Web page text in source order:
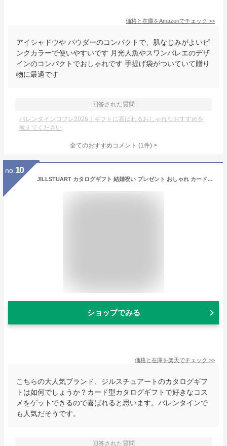
価格と在庫をAmazonでチェック >>
アイシャドウや パウダーのコンパクトで、肌なじみがよいピ
ンクカラーで使いやすいです 月光人魚やスワンバレエのデザ
インのコンパクトでおしゃれです 手提げ袋がついていて贈り
物に最適です
回答された質問
バレンタインコフレ2026｜ギフトに喜ばれるおしゃれなおすすめを
教えてください
全てのおすすめコメント (1件) >
no. 10
JILLSTUART カタログギフト 結婚祝い プレゼント おしゃれ カード型カタログギフト コスメ ジルスチュアートCEコース / カードタイプ ギフトカード 内祝い 結婚内祝い 出産内祝い 出産祝い ママ お返し 誕生日プレゼント 女性 cj gws cpj 送料無料 お中元 夏ギフト
ショップでみる
価格と在庫を楽天でチェック >>
こちらの大人気ブランド、ジルスチュアートのカタログギフ
トは如何でしょうか？カード型カタログギフトで好きなコス
メをゲットできるので喜ばれると思います。バレンタインで
も人気だそうです。
回答された質問